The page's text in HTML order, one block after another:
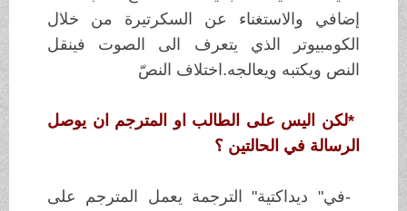
إضافي
والاستغناء عن السكرتيرة من خلال
الكومبيوتر
الذي يتعرف الى الصوت فينقل
النص ويكتبه ويعالجه.اختلاف النصّ
لكن اليس على الطالب او المترجم ان يوصل
الرسالة في الحالتين ؟
في" ديداكتية" الترجمة يعمل المترجم على